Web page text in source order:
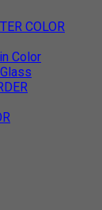
COLOR
Color